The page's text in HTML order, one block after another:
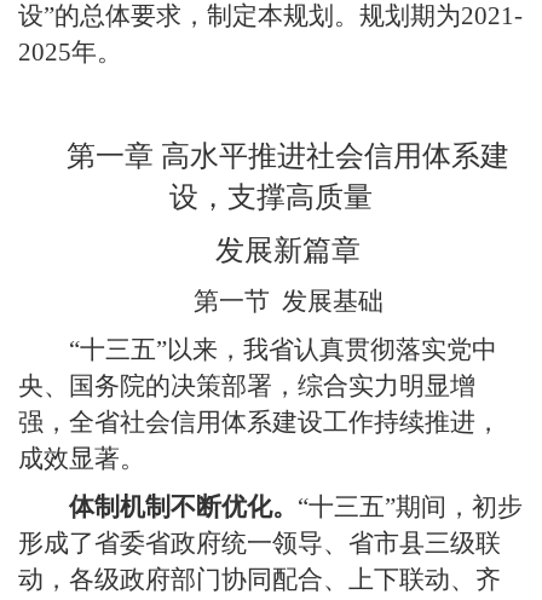
设”的总体要求，制定本规划。规划期为2021-
2025年。
第一章 高水平推进社会信用体系建
设，支撑高质量
发展新篇章
第一节 发展基础
“十三五”以来，我省认真贯彻落实党中
央、国务院的决策部署，综合实力明显增
强，全省社会信用体系建设工作持续推进，
成效显著。
体制机制不断优化。 “十三五”期间，初步
形成了省委省政府统一领导、省市县三级联
动，各级政府部门协同配合、上下联动、齐